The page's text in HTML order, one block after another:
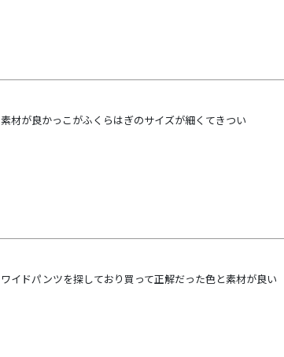
素材が良かっこがふくらはぎのサイズが細くてきつい
ワイドパンツを探しており買って正解だった色と素材が良い